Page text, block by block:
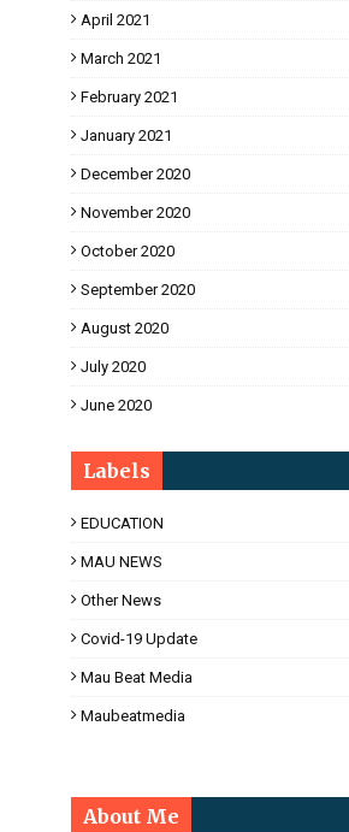
April 2021
March 2021
February 2021
January 2021
December 2020
November 2020
October 2020
September 2020
August 2020
July 2020
June 2020
Labels
EDUCATION
MAU NEWS
Other News
Covid-19 Update
Mau Beat Media
Maubeatmedia
About Me